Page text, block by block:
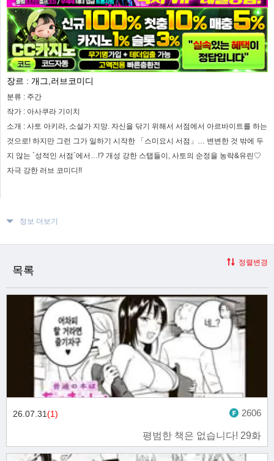
장르 : 개그,러브코미디
분류 : 주간
작가 : 아사쿠라 기이치
소개 : 사토 아키라, 소설가 지망. 자신을 닦기 위해서 서점에서 아르바이트를 하는
것으로! 하지만 그런 그가 일하기 시작한 「스미요시 서점」… 변변한 것 밖에 두
지 않는 `성적인 서점`에서…!? 개성 강한 스탭들이, 사토의 순정을 농락&유린♡
자극 강한 러브 코미디!!
정보 더보기
목록
정렬변경
평범한 책은 없습니다! 29화
26.07.31(1) 2606